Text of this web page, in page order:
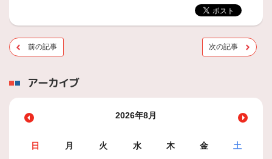
前の記事 次の記事
アーカイブ
2026年8月
日 月 火 水 木 金
土